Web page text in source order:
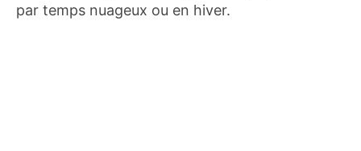
par temps nuageux ou en hiver.